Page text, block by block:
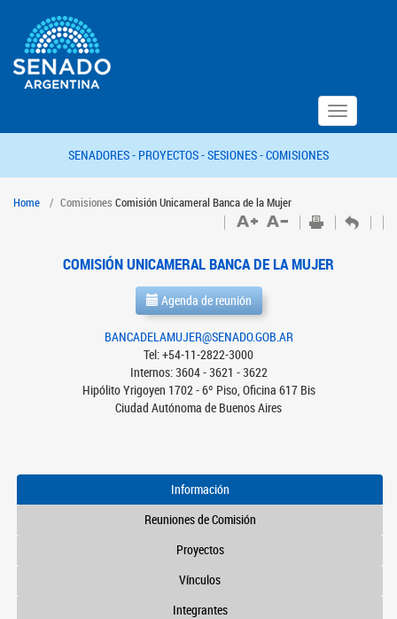
Toggle
navigation
SENADORES - PROYECTOS -SESIONES -COMISIONES
Home Comisiones Comisión Unicameral Banca de la Mujer
COMISIÓN UNICAMERAL BANCA DE LA MUJER
Agenda de reunión
BANCADELAMUJER@SENADO.GOB.AR
Tel: +54-11-2822-3000
Internos: 3604 - 3621 - 3622
Hipólito Yrigoyen 1702 - 6º Piso, Oficina 617 Bis
Ciudad Autónoma de Buenos Aires
Información
Reuniones de Comisión
Proyectos
Vínculos
Integrantes